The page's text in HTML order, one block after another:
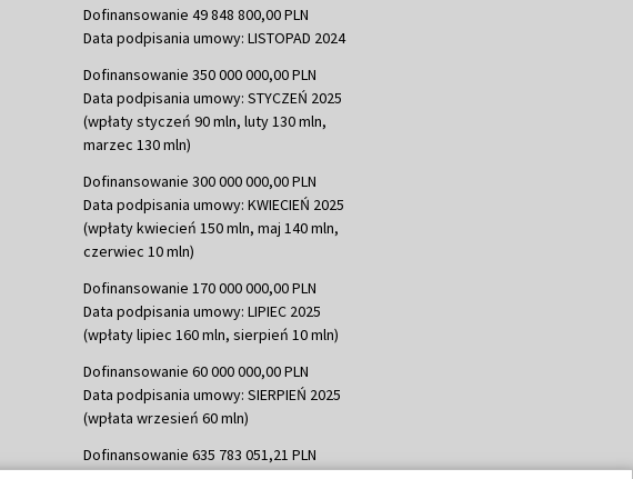
Dofinansowanie 49 848 800,00 PLN
Data podpisania umowy: LISTOPAD 2024
Dofinansowanie 350 000 000,00 PLN
Data podpisania umowy: STYCZEŃ 2025
(wpłaty styczeń 90 mln, luty 130 mln,
marzec 130 mln)
Dofinansowanie 300 000 000,00 PLN
Data podpisania umowy: KWIECIEŃ 2025
(wpłaty kwiecień 150 mln, maj 140 mln,
czerwiec 10 mln)
Dofinansowanie 170 000 000,00 PLN
Data podpisania umowy: LIPIEC 2025
(wpłaty lipiec 160 mln, sierpień 10 mln)
Dofinansowanie 60 000 000,00 PLN
Data podpisania umowy: SIERPIEŃ 2025
(wpłata wrzesień 60 mln)
Dofinansowanie 635 783 051,21 PLN